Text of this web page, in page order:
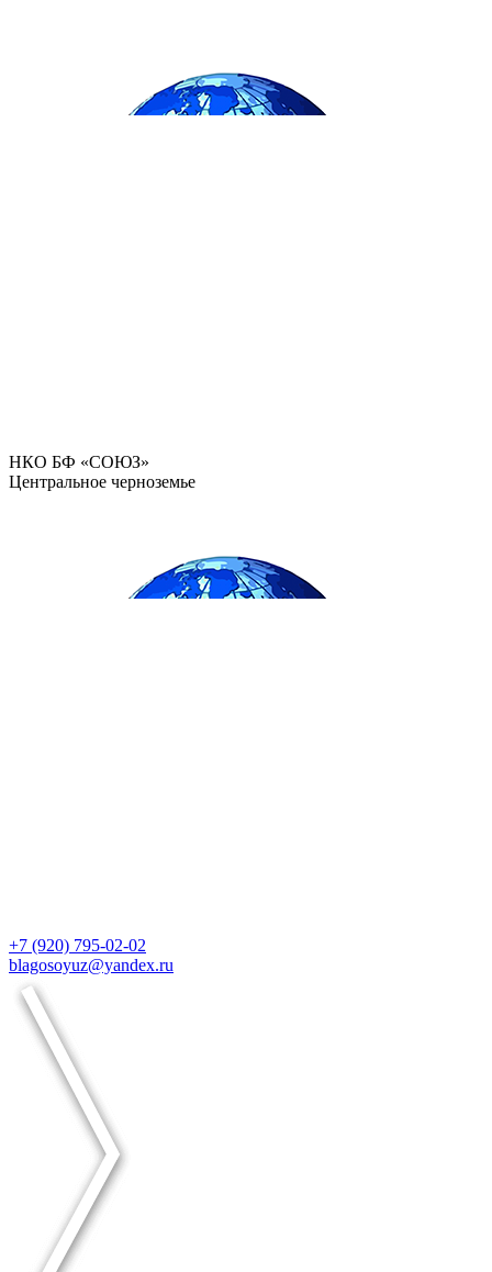
НКО БФ «СОЮЗ»
Центральное черноземье
+7 (920) 795-02-02
blagosoyuz@yandex.ru